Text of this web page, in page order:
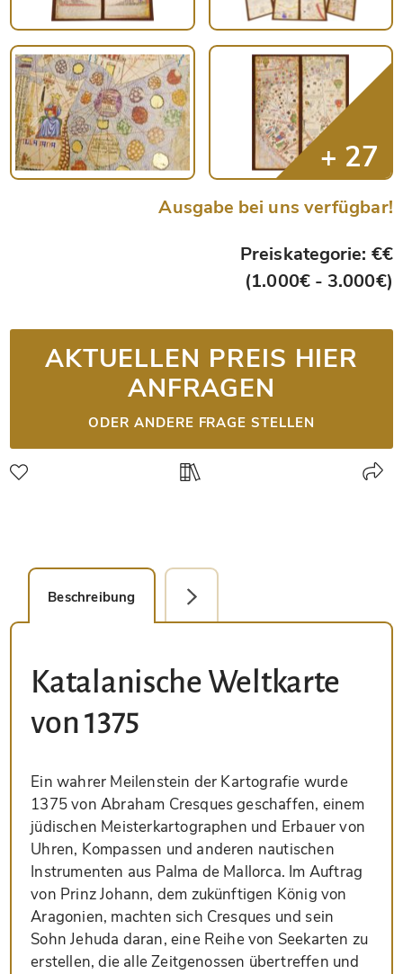
Ausgabe bei uns verfügbar!
Preiskategorie: €€
(1.000€ - 3.000€)
AKTUELLEN PREIS HIER
ANFRAGEN
ODER ANDERE FRAGE STELLEN
Beschreibung Detailbild
Katalanische Weltkarte
von 1375
Ein wahrer Meilenstein der Kartografie wurde
1375 von Abraham Cresques geschaffen, einem
jüdischen Meisterkartographen und Erbauer von
Uhren, Kompassen und anderen nautischen
Instrumenten aus Palma de Mallorca. Im Auftrag
von Prinz Johann, dem zukünftigen König von
Aragonien, machten sich Cresques und sein
Sohn Jehuda daran, eine Reihe von Seekarten zu
erstellen, die alle Zeitgenossen übertreffen und